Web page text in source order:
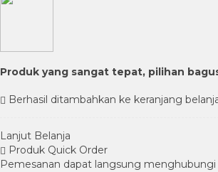
Produk yang sangat tepat, pilihan
Berhasil ditambahkan ke keranjang
Lanjut Belanja
Produk Quick Order
Pemesanan dapat langsung menghubungi